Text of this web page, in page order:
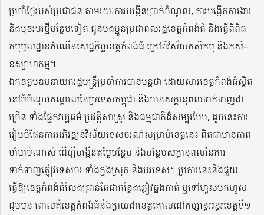
ប្រចាំថ្ងៃរបស់ប្រជាជន តាមរយៈការបង្កើនប្រាក់ចំណូល, ការបង្កើតការងារ
និងមុខរបរថ្មីបន្ថែមទៀត ជូនបងប្អូនប្រជាពលរដ្ឋខេត្តកំពង់ធំ និងធ្វើពិពិធ
កម្មមូលដ្ឋានកំណើនសេដ្ឋកិច្ចខេត្តកំពង់ធំ ក្រៅពីវិស័យកសិកម្ម និងកសិ–
ឧស្សាហកម្ម។
ឯកឧត្តមឧបនាយករដ្ឋមន្ត្រីប្រចាំការបានបន្តថា ដោយសារខេត្តកំពង់ធំស្ថិត
នៅចំចំណុចកណ្ដាលនៃប្រទេសកម្ពុជា និងមានសក្ដានុពលទាក់ទាញជា
ច្រើន ទាំងផ្នែកវប្បធម៌ប្រវត្តិសាស្ត្រ និងធម្មជាតិដ៏សម្បូរបែប, ដូចនេះការ
រៀបចំផែនការអភិវឌ្ឍន៍វិស័យទេសចរណ៍សម្រាប់ខេត្តនេះ ពិតជាមានភាព
ចាំបាច់ណាស់ដើម្បីបង្កើនតម្លៃបន្ថែម និងបន្ថែមសក្ដានុពលនៃការ
ទាក់ទាញភ្ញៀវទេសចរ ទាំងក្នុងស្រុក និងបរទេស។ ប្រការនេះនឹងជួយ
ធ្វើឱ្យខេត្តកំពង់ធំលែងគ្រាន់តែជាកន្លែងភ្ញៀវឆ្លងកាត់ ឬទៅហួសមកហួស
ដូចមុន ពោលគឺខេត្តកំពង់ធំនឹងក្លាយជាខេត្តគោលដៅកម្សាន្តអន្តរខេត្តទី១